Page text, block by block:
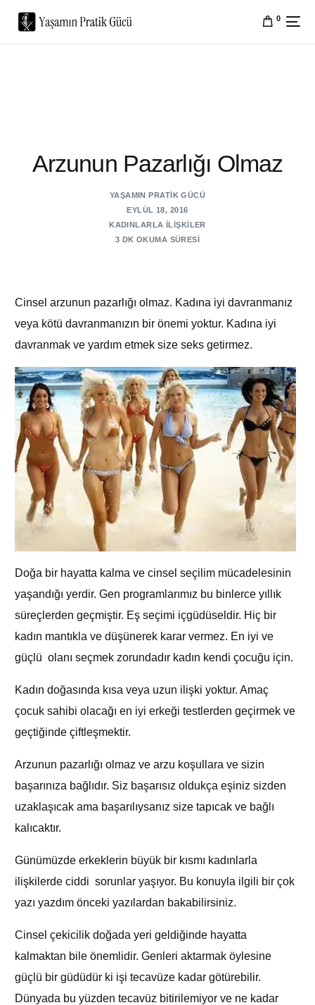
0
Arzunun Pazarlığı Olmaz
YAŞAMIN PRATIK GÜCÜ
EYLÜL 18, 2016
KADINLARLA İLIŞKILER
3 DK OKUMA SÜRESI
Cinsel arzunun pazarlığı olmaz. Kadına iyi davranmanız
veya kötü davranmanızın bir önemi yoktur. Kadına iyi
davranmak ve yardım etmek size seks getirmez.
Doğa bir hayatta kalma ve cinsel seçilim mücadelesinin
yaşandığı yerdir. Gen programlarımız bu binlerce yıllık
süreçlerden geçmiştir. Eş seçimi içgüdüseldir. Hiç bir
kadın mantıkla ve düşünerek karar vermez. En iyi ve
güçlü olanı seçmek zorundadır kadın kendi çocuğu için.
Kadın doğasında kısa veya uzun ilişki yoktur. Amaç
çocuk sahibi olacağı en iyi erkeği testlerden geçirmek ve
geçtiğinde çiftleşmektir.
Arzunun pazarlığı olmaz ve arzu koşullara ve sizin
başarınıza bağlıdır. Siz başarısız oldukça eşiniz sizden
uzaklaşıcak ama başarılıysanız size tapıcak ve bağlı
kalıcaktır.
Günümüzde erkeklerin büyük bir kısmı kadınlarla
ilişkilerde ciddi sorunlar yaşıyor. Bu konuyla ilgili bir çok
yazı yazdım önceki yazılardan bakabilirsiniz.
Cinsel çekicilik doğada yeri geldiğinde hayatta
kalmaktan bile önemlidir. Genleri aktarmak öylesine
güçlü bir güdüdür ki işi tecavüze kadar götürebilir.
Dünyada bu yüzden tecavüz bitirilemiyor ve ne kadar